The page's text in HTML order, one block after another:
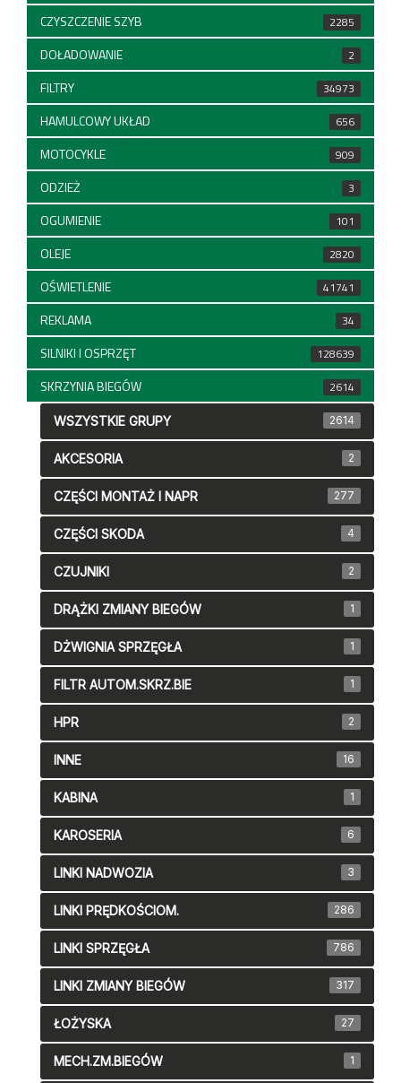
CZYSZCZENIE SZYB 2285
DOŁADOWANIE 2
FILTRY 34973
HAMULCOWY UKŁAD 656
MOTOCYKLE 909
ODZIEŻ 3
OGUMIENIE 101
OLEJE 2820
OŚWIETLENIE 41741
REKLAMA 34
SILNIKI I OSPRZĘT 128639
SKRZYNIA BIEGÓW 2614
WSZYSTKIE GRUPY 2614
AKCESORIA 2
CZĘŚCI MONTAŻ I NAPR 277
CZĘŚCI SKODA 4
CZUJNIKI 2
DRĄŻKI ZMIANY BIEGÓW 1
DŻWIGNIA SPRZĘGŁA 1
FILTR AUTOM.SKRZ.BIE 1
HPR 2
INNE 16
KABINA 1
KAROSERIA 6
LINKI NADWOZIA 3
LINKI PRĘDKOŚCIOM. 286
LINKI SPRZĘGŁA 786
LINKI ZMIANY BIEGÓW 317
ŁOŻYSKA 27
MECH.ZM.BIEGÓW 1